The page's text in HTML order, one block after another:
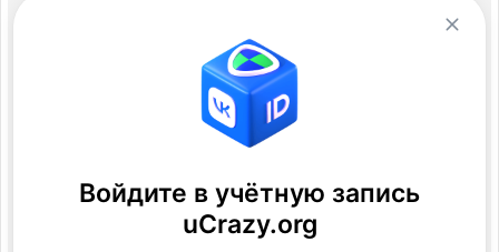
Войдите в учётную запись
uCrazy.org